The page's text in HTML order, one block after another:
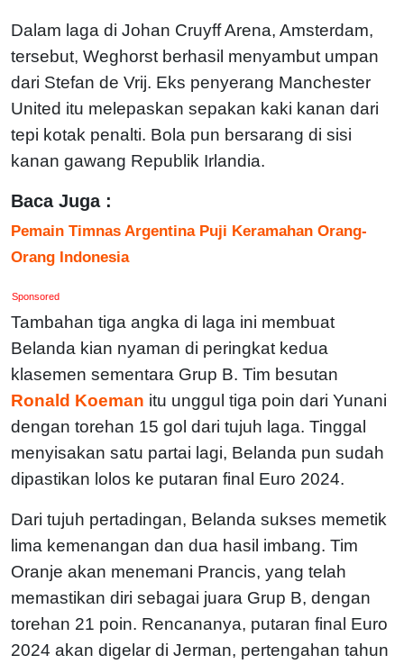
Dalam laga di Johan Cruyff Arena, Amsterdam,
tersebut, Weghorst berhasil menyambut umpan
dari Stefan de Vrij. Eks penyerang Manchester
United itu melepaskan sepakan kaki kanan dari
tepi kotak penalti. Bola pun bersarang di sisi
kanan gawang Republik Irlandia.
Baca Juga :
Pemain Timnas Argentina Puji Keramahan Orang-
Orang Indonesia
Sponsored
Tambahan tiga angka di laga ini membuat
Belanda kian nyaman di peringkat kedua
klasemen sementara Grup B. Tim besutan
Ronald Koeman itu unggul tiga poin dari Yunani
dengan torehan 15 gol dari tujuh laga. Tinggal
menyisakan satu partai lagi, Belanda pun sudah
dipastikan lolos ke putaran final Euro 2024.
Dari tujuh pertadingan, Belanda sukses memetik
lima kemenangan dan dua hasil imbang. Tim
Oranje akan menemani Prancis, yang telah
memastikan diri sebagai juara Grup B, dengan
torehan 21 poin. Rencananya, putaran final Euro
2024 akan digelar di Jerman, pertengahan tahun